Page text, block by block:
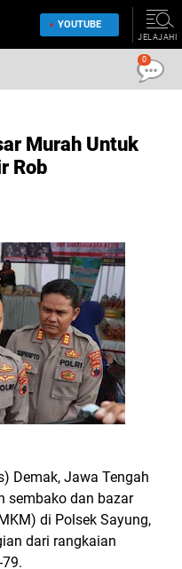
YOUTUBE
JELAJAHI
Murah Untuk
Rob
Demak, Jawa Tengah
sembako dan bazar
di Polsek Sayung,
dari rangkaian
0